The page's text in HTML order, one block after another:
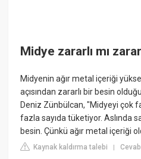
Midye zararlı mı
Midyenin ağır metal içeriği
açısından zararlı bir besin
Deniz Zünbülcan, "Midyeyi çok
fazla sayıda tüketiyor. Aslında
besin. Çünkü ağır metal içeriği
Kaynak kaldırma talebi |